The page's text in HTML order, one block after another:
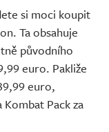
si moci koupit
Ta obsahuje
původního
euro. Pakliže
euro,
Pack za